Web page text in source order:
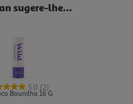
sugere-lhe...
5.0 (2)
Baunilha 16 G